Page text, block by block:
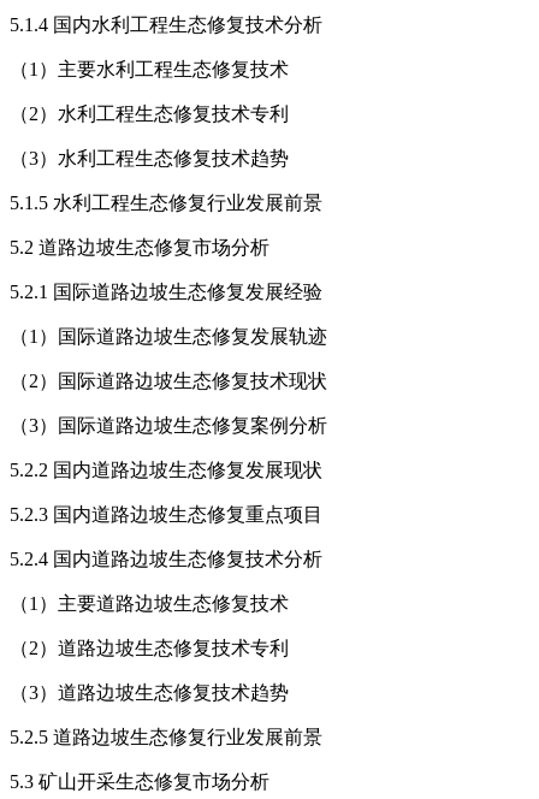
5.1.4 国内水利工程生态修复技术分析
（1）主要水利工程生态修复技术
（2）水利工程生态修复技术专利
（3）水利工程生态修复技术趋势
5.1.5 水利工程生态修复行业发展前景
5.2 道路边坡生态修复市场分析
5.2.1 国际道路边坡生态修复发展经验
（1）国际道路边坡生态修复发展轨迹
（2）国际道路边坡生态修复技术现状
（3）国际道路边坡生态修复案例分析
5.2.2 国内道路边坡生态修复发展现状
5.2.3 国内道路边坡生态修复重点项目
5.2.4 国内道路边坡生态修复技术分析
（1）主要道路边坡生态修复技术
（2）道路边坡生态修复技术专利
（3）道路边坡生态修复技术趋势
5.2.5 道路边坡生态修复行业发展前景
5.3 矿山开采生态修复市场分析